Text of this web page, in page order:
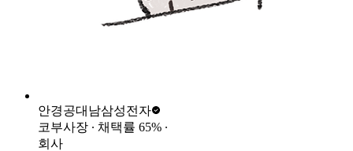
안경공대남삼성전자
코부사장 ∙ 채택률 65% ∙
회사